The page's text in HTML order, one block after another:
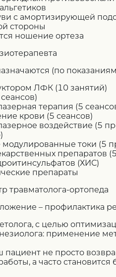
с амортизирующей
стороны
ношение ортеза
(по
ЛФК (10 занятий)
терапия (5
крови (5 сеансов)
воздействие (5
токи (5
препаратов
(ХИС)
препараты
травматолога-ортопеда
– профилактика
с целью
применение
пациент не просто
а часто